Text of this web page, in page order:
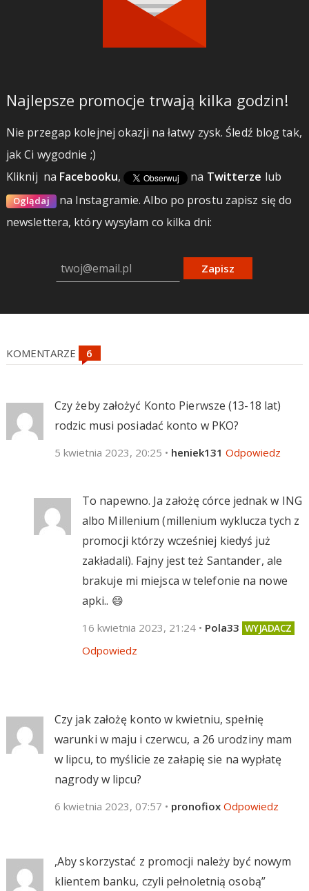
Najlepsze promocje trwają kilka godzin!
Nie przegap kolejnej okazji na łatwy zysk. Śledź blog tak,
jak Ci wygodnie ;)
Kliknij na Facebooku, na Twitterze lub
Oglądaj na Instagramie.Albo po prostu zapisz się do
newslettera, który wysyłam co kilka dni:
Zapisz
KOMENTARZE
Czy żeby założyć Konto Pierwsze (13-18 lat)
rodzic musi posiadać konto w PKO?
5 kwietnia 2023, 20:25 • heniek131 Odpowiedz
To napewno. Ja założę córce jednak w ING
albo Millenium (millenium wyklucza tych z
promocji którzy wcześniej kiedyś już
zakładali). Fajny jest też Santander, ale
brakuje mi miejsca w telefonie na nowe
apki.. 😄
16 kwietnia 2023, 21:24 • Pola33
Odpowiedz
Czy jak założę konto w kwietniu, spełnię
warunki w maju i czerwcu, a 26 urodziny mam
w lipcu, to myślicie ze załapię sie na wypłatę
nagrody w lipcu?
6 kwietnia 2023, 07:57 • pronofiox Odpowiedz
,Aby skorzystać z promocji należy być nowym
klientem banku, czyli pełnoletnią osobą”